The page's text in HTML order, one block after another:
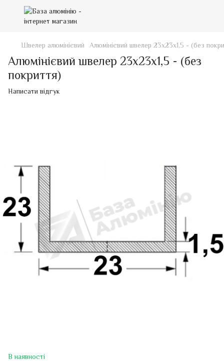
Швелер алюмінієвий Алюмінієвий швелер 23х23х1,5 - (без
Алюмінієвий швелер 23х23х1,5 - (без
покриття)
Написати відгук
В наявності